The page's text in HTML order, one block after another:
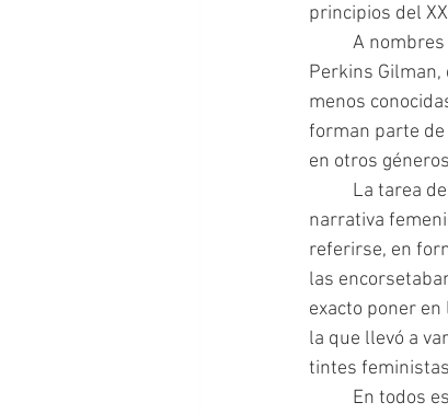
principios del
Perkins
menos
forman parte
en otros
La tarea
narrativa
referirse, en
las
exacto poner
la que llevó a
tintes